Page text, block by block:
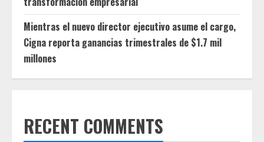
Mientras el nuevo director ejecutivo asume el cargo,
Cigna reporta ganancias trimestrales de $1.7 mil
millones
RECENT COMMENTS